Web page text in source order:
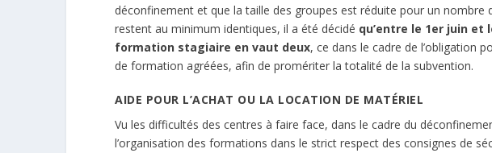
déconfinement et que la taille des groupes est réduite pour un
restent au minimum identiques, il a été décidé qu’entre le 1er juin et
formation stagiaire en vaut deux, ce dans le cadre de l’obligation
de formation agréées, afin de promériter la totalité de la subvention.
AIDE POUR L’ACHAT OU LA LOCATION DE MATÉRIEL
Vu les difficultés des centres à faire face, dans le cadre du
l’organisation des formations dans le strict respect des consignes de